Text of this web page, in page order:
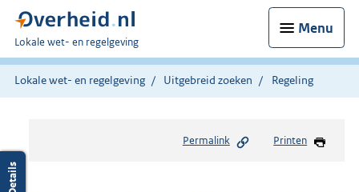
Menu
U
bent
hier:
Lokale wet- en regelgeving
Lokale wet- en regelgeving Uitgebreid zoeken Regeling
Permalink Printen